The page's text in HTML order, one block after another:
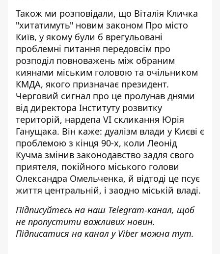
Також ми розповідали, що Віталія Кличка
"хитатимуть" новим законом Про місто
Київ, у якому були б врегульовані
проблемні питання передовсім про
розподіл повноважень між обраним
киянами міським головою та очільником
КМДА, якого призначає президент.
Черговий сигнал про це пролунав днями
від директора Інституту розвитку
територій, нардепа VI скликання Юрія
Ганущака. Він каже: дуалізм влади у Києві є
проблемою з кінця 90-х, коли Леонід
Кучма змінив законодавство задля свого
приятеля, покійного міського голови
Олександра Омельченка, й відтоді це псує
життя центральній, і заодно міській владі.
Підписуйтесь на наш Telegram-канал, щоб
не пропустити важливих новин.
Підписатися на канал у Viber можна тут.